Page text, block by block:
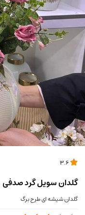
گلدان سویل گرد صدفی
گلدان شیشه ای طرح برگ